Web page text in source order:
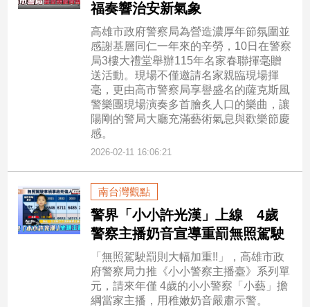
媒
體
投
福奏響治安新氣象
高雄市政府警察局為營造濃厚年節氛圍並
感謝基層同仁一年來的辛勞，10日在警察
局3樓大禮堂舉辦115年名家春聯揮毫贈
送活動。現場不僅邀請名家親臨現場揮
毫，更由高市警察局享譽盛名的薩克斯風
警樂團現場演奏多首膾炙人口的樂曲，讓
陽剛的警局大廳充滿藝術氣息與歡樂節慶
感。
2026-02-11 16:06:21
南台灣觀點
警界「小小許光漢」上線 4歲
警察主播奶音宣導重罰無照駕駛
「無照駕駛罰則大幅加重!!」，高雄市政
府警察局力推《小小警察主播臺》系列單
元，請來年僅 4歲的小小警察「小藝」擔
綱當家主播，用稚嫩奶音嚴肅示警。